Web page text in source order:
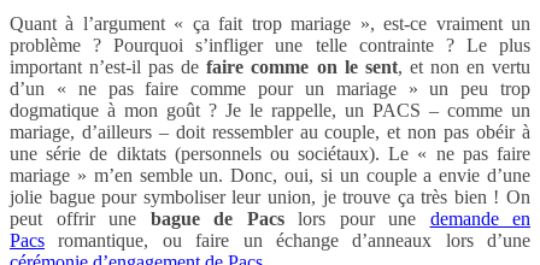
Quant à l’argument « ça fait trop mariage », est-ce vraiment un
problème ? Pourquoi s’infliger une telle contrainte ? Le plus
important n’est-il pas defaire comme on le sent, et non en vertu
d’un « ne pas faire comme pour un mariage » un peu trop
dogmatique à mon goût ? Je le rappelle, un PACS – comme un
mariage, d’ailleurs – doit ressembler au couple, et non pas obéir à
une série de diktats (personnels ou sociétaux). Le « ne pas faire
mariage » m’en semble un. Donc, oui, si un couple a envie d’une
jolie bague pour symboliser leur union, je trouve ça très bien ! On
peut offrir une bague de Pacslors pour une demande en
Pacs romantique, ou faire un échange d’anneaux lors d’une